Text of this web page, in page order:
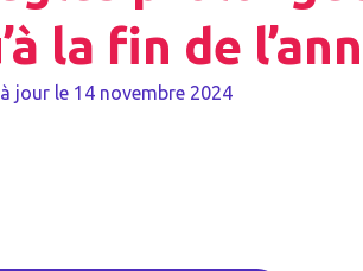
la fin de
jour le 14 novembre 2024